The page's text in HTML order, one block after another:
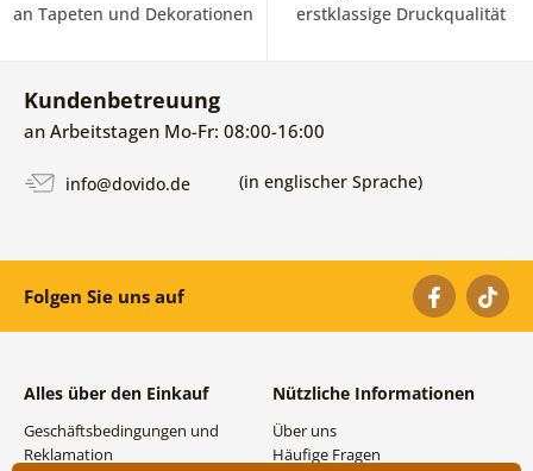
an Tapeten und Dekorationen erstklassige Druckqualität
Kundenbetreuung
an Arbeitstagen Mo-Fr: 08:00-16:00
info@dovido.de (in englischer Sprache)
Folgen Sie uns auf
Alles über den Einkauf
Geschäftsbedingungen und
Reklamation
Nützliche Informationen
Über uns
Häufige Fragen